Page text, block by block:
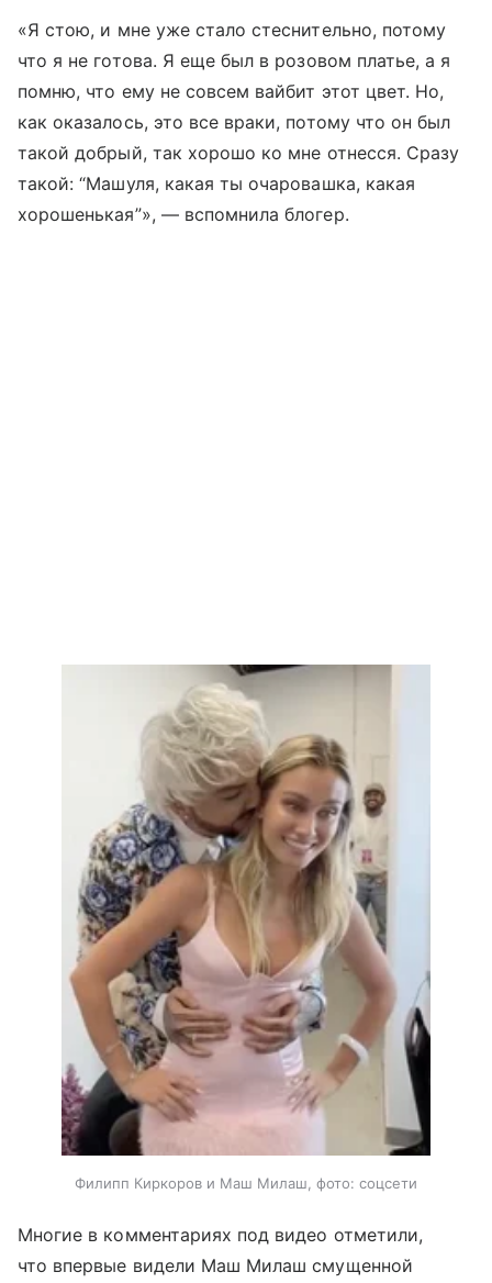
«Я стою, и мне уже стало стеснительно, потому
что я не готова. Я еще был в розовом платье, а я
помню, что ему не совсем вайбит этот цвет. Но,
как оказалось, это все враки, потому что он был
такой добрый, так хорошо ко мне отнесся. Сразу
такой: “Машуля, какая ты очаровашка, какая
хорошенькая”», — вспомнила блогер.
Филипп Киркоров и Маш Милаш, фото: соцсети
Многие в комментариях под видео отметили,
что впервые видели Маш Милаш смущенной